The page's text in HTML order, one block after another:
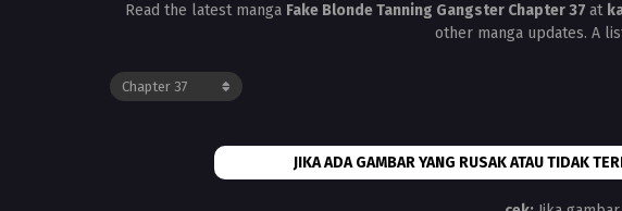
Read the latest manga Fake Blonde Tanning Gangster Chapter 37 at
other manga updates. A
JIKA ADA GAMBAR YANG RUSAK ATAU TIDAK